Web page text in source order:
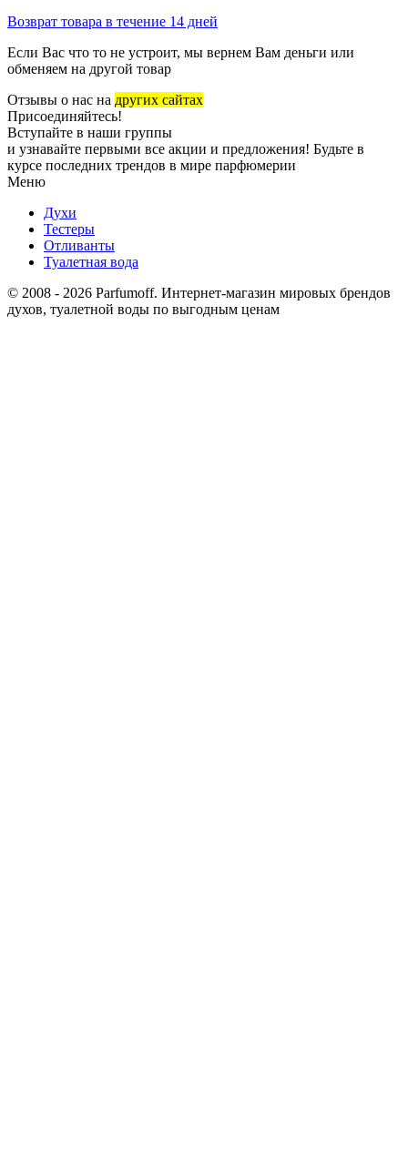
Возврат товара в течение 14 дней
Если Вас что то не устроит, мы вернем Вам деньги или
обменяем на другой товар
Отзывы о нас на других сайтах
Присоединяйтесь!
Вступайте в наши группы
и узнавайте первыми все акции и предложения! Будьте в
курсе последних трендов в мире парфюмерии
Меню
Духи
Тестеры
Отливанты
Туалетная вода
© 2008 - 2026 Parfumoff. Интернет-магазин мировых брендов
духов, туалетной воды по выгодным ценам